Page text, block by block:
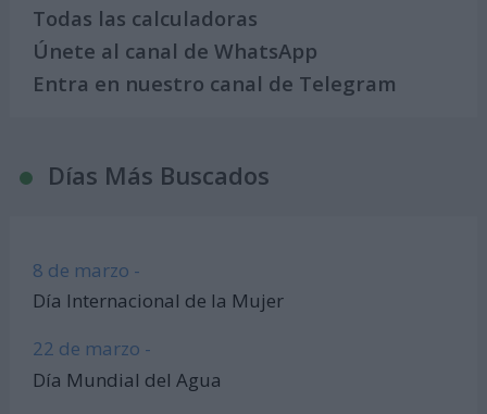
Todas las calculadoras
Únete al canal de WhatsApp
Entra en nuestro canal de Telegram
Días Más Buscados
8 de marzo -
Día Internacional de la Mujer
22 de marzo -
Día Mundial del Agua